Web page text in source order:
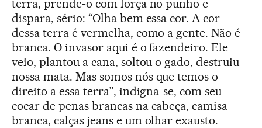
terra, prende-o com força no punho e
dispara, sério: “Olha bem essa cor. A cor
dessa terra é vermelha, como a gente. Não é
branca. O invasor aqui é o fazendeiro. Ele
veio, plantou a cana, soltou o gado, destruiu
nossa mata. Mas somos nós que temos o
direito a essa terra”, indigna-se, com seu
cocar de penas brancas na cabeça, camisa
branca, calças jeans e um olhar exausto.